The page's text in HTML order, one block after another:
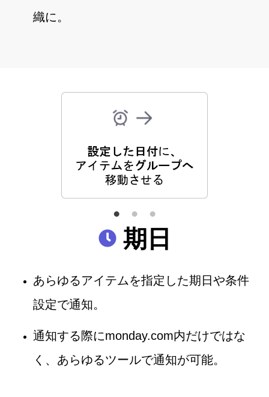
織に。
期日
あらゆるアイテムを指定した期日や条件
設定で通知。
通知する際にmonday.com内だけではな
く、あらゆるツールで通知が可能。